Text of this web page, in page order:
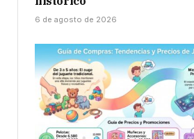
6 de agosto de 2026